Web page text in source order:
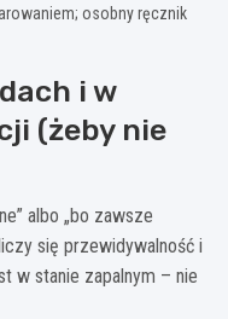
osobny ręcznik
i w
(żeby nie
albo „bo zawsze
się przewidywalność i
w stanie zapalnym – nie